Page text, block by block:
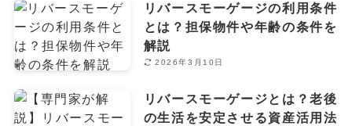
リバースモーゲージの利用条件
とは？担保物件や年齢の条件を
解説
2026年3月10日
リバースモーゲージとは？老後
の生活を安定させる資産活用法